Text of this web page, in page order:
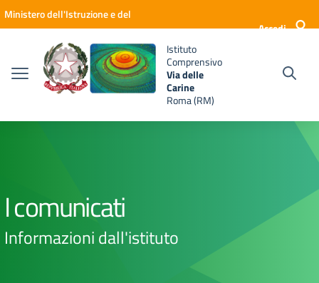
Vai ai contenuti
Vai al menu di navigazione
Vai al footer
Ministero dell'Istruzione e del
Accedi
Istituto
Comprensivo
Via delle
Carine
Roma (RM)
I comunicati
Informazioni dall'istituto